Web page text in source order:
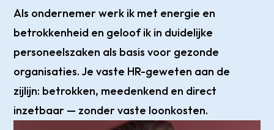
Als ondernemer werk ik met energie en
betrokkenheid en geloof ik in duidelijke
personeelszaken als basis voor gezonde
organisaties. Je vaste HR-geweten aan de
zijlijn: betrokken, meedenkend en direct
inzetbaar — zonder vaste loonkosten.